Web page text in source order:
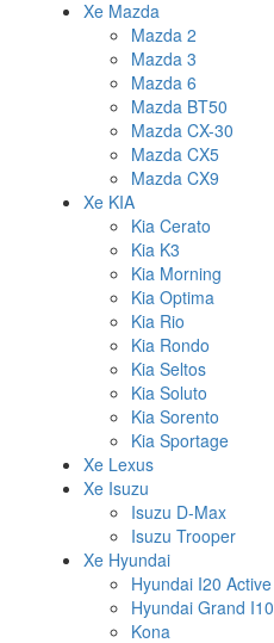
Xe Mazda
Mazda 2
Mazda 3
Mazda 6
Mazda BT50
Mazda CX-30
Mazda CX5
Mazda CX9
Xe KIA
Kia Cerato
Kia K3
Kia Morning
Kia Optima
Kia Rio
Kia Rondo
Kia Seltos
Kia Soluto
Kia Sorento
Kia Sportage
Xe Lexus
Xe Isuzu
Isuzu D-Max
Isuzu Trooper
Xe Hyundai
Hyundai I20 Active
Hyundai Grand I10
Kona